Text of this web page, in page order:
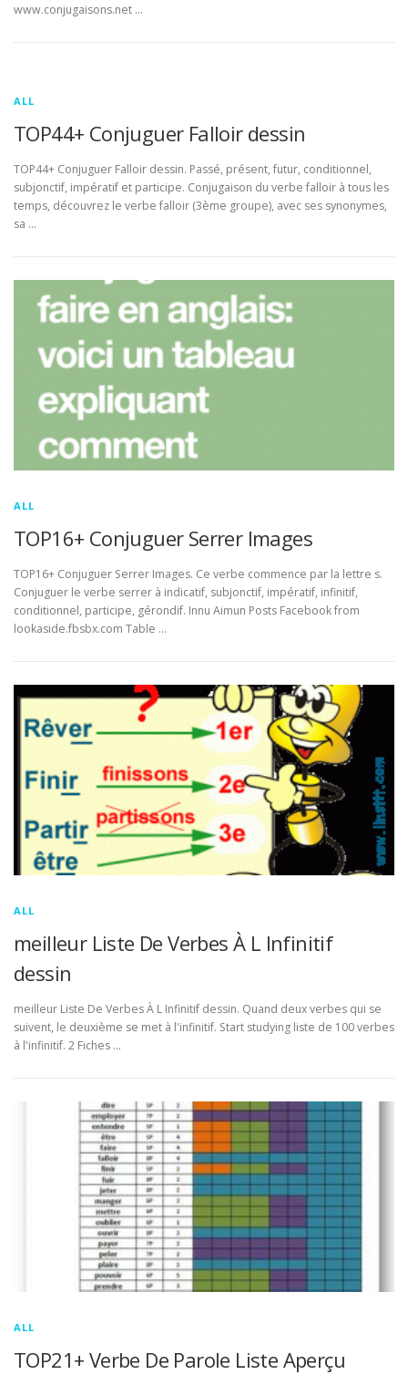
www.conjugaisons.net …
ALL
TOP44+ Conjuguer Falloir dessin
TOP44+ Conjuguer Falloir dessin. Passé, présent, futur, conditionnel,
subjonctif, impératif et participe. Conjugaison du verbe falloir à tous les
temps, découvrez le verbe falloir (3ème groupe), avec ses synonymes,
sa …
ALL
TOP16+ Conjuguer Serrer Images
TOP16+ Conjuguer Serrer Images. Ce verbe commence par la lettre s.
Conjuguer le verbe serrer à indicatif, subjonctif, impératif, infinitif,
conditionnel, participe, gérondif. Innu Aimun Posts Facebook from
lookaside.fbsbx.com Table …
ALL
meilleur Liste De Verbes À L Infinitif
dessin
meilleur Liste De Verbes À L Infinitif dessin. Quand deux verbes qui se
suivent, le deuxième se met à l'infinitif. Start studying liste de 100 verbes
à l'infinitif. 2 Fiches …
ALL
TOP21+ Verbe De Parole Liste Aperçu